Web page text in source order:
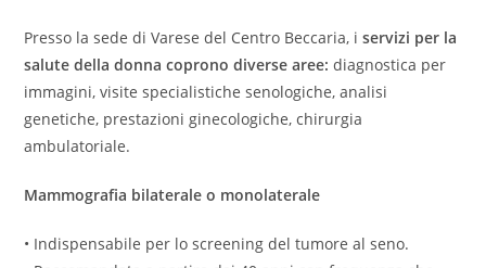
Presso la sede di Varese del Centro Beccaria, i servizi per la
salute della donna coprono diverse aree: diagnostica per
immagini, visite specialistiche senologiche, analisi
genetiche, prestazioni ginecologiche, chirurgia
ambulatoriale.
Mammografia bilaterale o monolaterale
• Indispensabile per lo screening del tumore al seno.